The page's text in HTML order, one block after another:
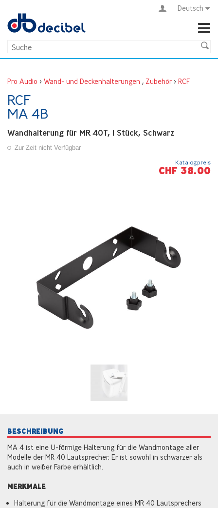
Deutsch
Pro Audio > Wand- und Deckenhalterungen , Zubehör > RCF
RCF
MA 4B
Wandhalterung für MR 40T, 1 Stück, Schwarz
Zur Zeit nicht Verfügbar
Katalogpreis
CHF 38.00
BESCHREIBUNG
MA 4 ist eine U-förmige Halterung für die Wandmontage aller
Modelle der MR 40 Lautsprecher. Er ist sowohl in schwarzer als
auch in weißer Farbe erhältlich.
MERKMALE
Halterung für die Wandmontage eines MR 40 Lautsprechers